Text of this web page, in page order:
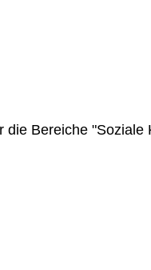
die Bereiche